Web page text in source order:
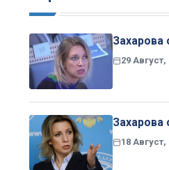
Захарова
29 Август,
Захарова
18 Август,